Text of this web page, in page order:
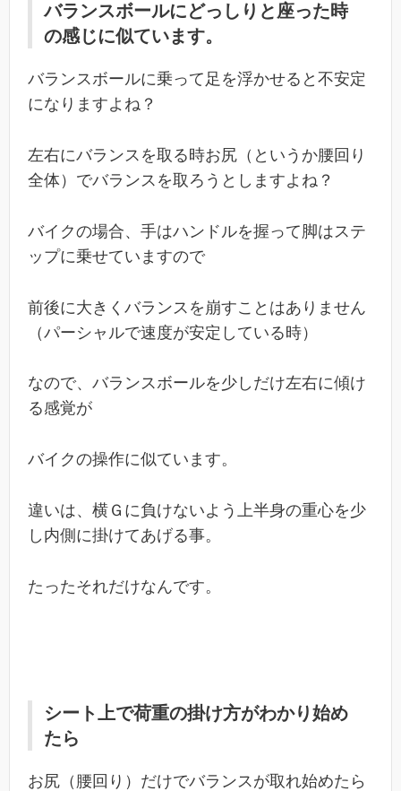
バランスボールにどっしりと座った時
の感じに似ています。
バランスボールに乗って足を浮かせると不安定
になりますよね？
左右にバランスを取る時お尻（というか腰回り
全体）でバランスを取ろうとしますよね？
バイクの場合、手はハンドルを握って脚はステ
ップに乗せていますので
前後に大きくバランスを崩すことはありません
（パーシャルで速度が安定している時）
なので、バランスボールを少しだけ左右に傾け
る感覚が
バイクの操作に似ています。
違いは、横Ｇに負けないよう上半身の重心を少
し内側に掛けてあげる事。
たったそれだけなんです。
シート上で荷重の掛け方がわかり始め
たら
お尻（腰回り）だけでバランスが取れ始めたら